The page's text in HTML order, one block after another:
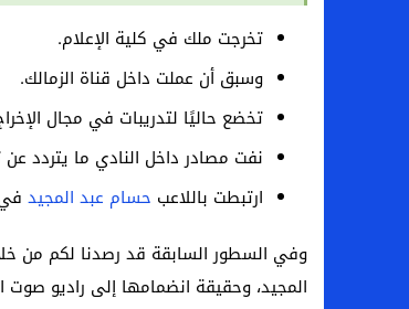
تخرجت ملك في كلية الإعلام.
وسبق أن عملت داخل قناة الزمالك.
تخضع حاليًا لتدريبات في مجال
نفت مصادر داخل النادي ما يتردد
ارتبطت باللاعب حسام عبد المجيد في
وفي السطور السابقة قد رصدنا لكم من
المجيد، وحقيقة انضمامها إلى راديو صوت